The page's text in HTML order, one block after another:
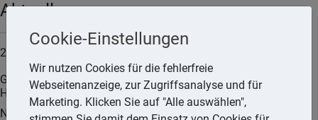
Aktuell
27.05.2026
Grundsteuerreform: Niedersachsen plant Änderungen für
Härtefälle
Niedersachsens Landesregierung möchte mit einer
Cookie-Einstellungen
Wir nutzen Cookies für die fehlerfreie
Webseitenanzeige, zur Zugriffsanalyse und für
Marketing. Klicken Sie auf "Alle auswählen",